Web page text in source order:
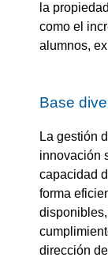
la
como el
alumnos,
Base
La gestión
innovación
capacidad
forma
dirección